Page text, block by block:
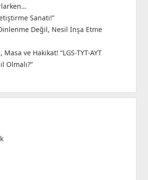
Sanatı!”
Değil, Nesil İnşa Etme
ve Hakikat! “LGS-TYT-AYT
Olmalı?”